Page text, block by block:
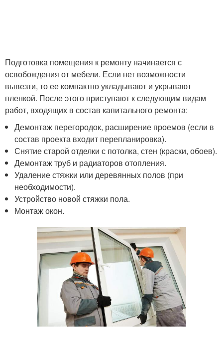
Подготовка помещения к ремонту начинается с
освобождения от мебели. Если нет возможности
вывезти, то ее компактно укладывают и укрывают
пленкой. После этого приступают к следующим видам
работ, входящих в состав капитального ремонта:
Демонтаж перегородок, расширение проемов (если в
состав проекта входит перепланировка).
Снятие старой отделки с потолка, стен (краски, обоев).
Демонтаж труб и радиаторов отопления.
Удаление стяжки или деревянных полов (при
необходимости).
Устройство новой стяжки пола.
Монтаж окон.